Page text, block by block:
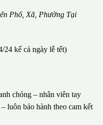
ến Phố, Xã, Phường Tại
24 kể cả ngày lễ tết)
chóng – nhân viên tay
luôn bảo hành theo cam kết